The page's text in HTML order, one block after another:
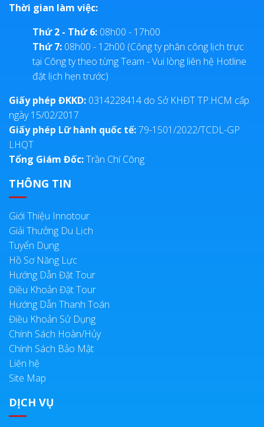
Thời gian làm việc:
Thứ 2 - Thứ 6: 08h00 - 17h00
Thứ 7: 08h00 - 12h00 (Công ty phân công lịch trực
tại Công ty theo từng Team - Vui lòng liên hệ Hotline
đặt lịch hẹn trước)
Giấy phép ĐKKD: 0314228414 do Sở KHĐT TP.HCM cấp
ngày 15/02/2017
Giấy phép Lữ hành quốc tế:79-1501/2022/TCDL-GP
LHQT
Tổng Giám Đốc:Trần Chí Công
THÔNG TIN
Giới Thiệu Innotour
Giải Thưởng Du Lịch
Tuyển Dụng
Hồ Sơ Năng Lực
Hướng Dẫn Đặt Tour
Điều Khoản Đặt Tour
Hướng Dẫn Thanh Toán
Điều Khoản Sử Dụng
Chính Sách Hoàn/Hủy
Chính Sách Bảo Mật
Liên hệ
Site Map
DỊCH VỤ